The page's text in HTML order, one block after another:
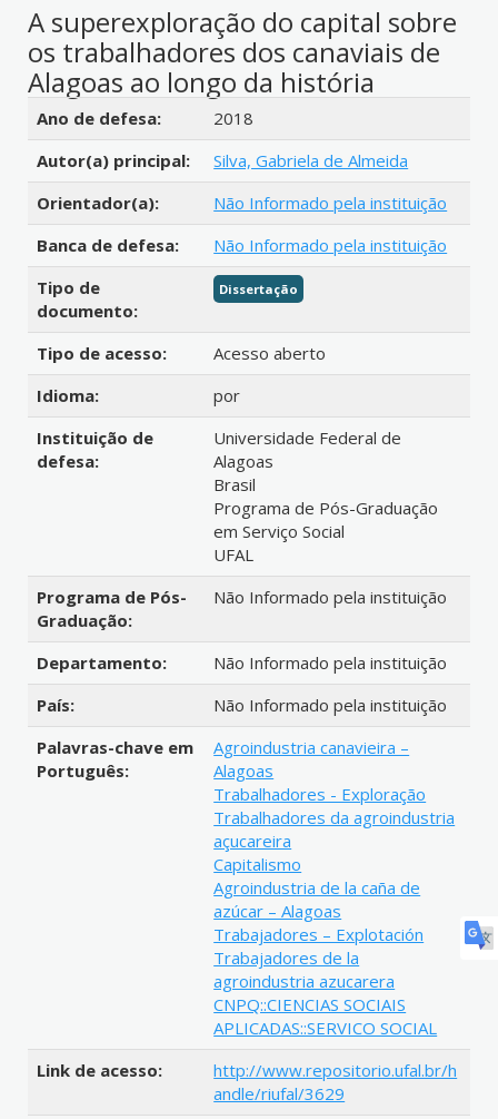
A superexploração do capital sobre
os trabalhadores dos canaviais de
Alagoas ao longo da história
Detalhes bibliográficos
Ano de defesa:
2018
Autor(a) principal:
Silva, Gabriela de Almeida
Orientador(a):
Não Informado pela instituição
Banca de defesa:
Não Informado pela instituição
Tipo de
documento:
Dissertação
Tipo de acesso:
Acesso aberto
Idioma:
por
Instituição de
defesa:
Universidade Federal de
Alagoas
Brasil
Programa de Pós-Graduação
em Serviço Social
UFAL
Programa de Pós-
Graduação:
Não Informado pela instituição
Departamento:
Não Informado pela instituição
País:
Não Informado pela instituição
Palavras-chave em
Português:
Agroindustria canavieira –
Alagoas
Trabalhadores - Exploração
Trabalhadores da agroindustria
açucareira
Capitalismo
Agroindustria de la caña de
azúcar – Alagoas
Trabajadores – Explotación
Trabajadores de la
agroindustria azucarera
CNPQ::CIENCIAS SOCIAIS
APLICADAS::SERVICO SOCIAL
Link de acesso:
http://www.repositorio.ufal.br/h
andle/riufal/3629